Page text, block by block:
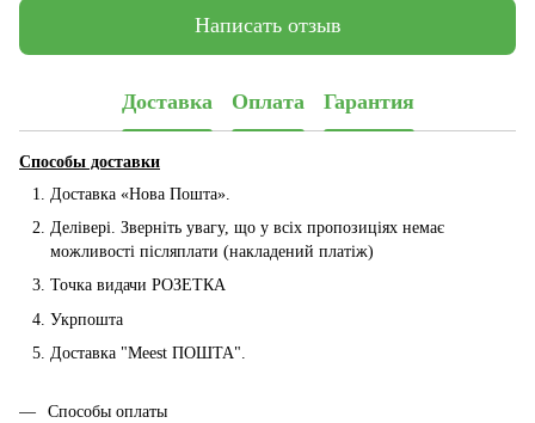
Написать отзыв
Доставка Оплата Гарантия
Способы доставки
Доставка «Нова Пошта».
Делівері. Зверніть увагу, що у всіх пропозиціях немає
можливості післяплати (накладений платіж)
Точка видачи РОЗЕТКА
Укрпошта
Доставка "Мeest ПОШТА".
Способы оплаты